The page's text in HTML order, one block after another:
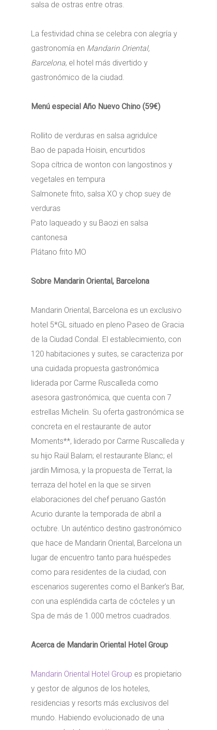
salsa de ostras entre otras.
La festividad china se celebra con alegría y
gastronomía en Mandarin Oriental,
Barcelona, el hotel más divertido y
gastronómico de la ciudad.
Menú especial Año Nuevo Chino (59€)
Rollito de verduras en salsa agridulce
Bao de papada Hoisin, encurtidos
Sopa cítrica de wonton con langostinos y
vegetales en tempura
Salmonete frito, salsa XO y chop suey de
verduras
Pato laqueado y su Baozi en salsa
cantonesa
Plátano frito MO
Sobre Mandarin Oriental, Barcelona
Mandarin Oriental, Barcelona es un exclusivo
hotel 5*GL situado en pleno Paseo de Gracia
de la Ciudad Condal. El establecimiento, con
120 habitaciones y suites, se caracteriza por
una cuidada propuesta gastronómica
liderada por Carme Ruscalleda como
asesora gastronómica, que cuenta con 7
estrellas Michelin. Su oferta gastronómica se
concreta en el restaurante de autor
Moments**, liderado por Carme Ruscalleda y
su hijo Raül Balam; el restaurante Blanc; el
jardín Mimosa, y la propuesta de Terrat, la
terraza del hotel en la que se sirven
elaboraciones del chef peruano Gastón
Acurio durante la temporada de abril a
octubre. Un auténtico destino gastronómico
que hace de Mandarin Oriental, Barcelona un
lugar de encuentro tanto para huéspedes
como para residentes de la ciudad, con
escenarios sugerentes como el Banker’s Bar,
con una espléndida carta de cócteles y un
Spa de más de 1.000 metros cuadrados.
Acerca de Mandarin Oriental Hotel Group
Mandarin Oriental Hotel Group es propietario
y gestor de algunos de los hoteles,
residencias y resorts más exclusivos del
mundo. Habiendo evolucionado de una